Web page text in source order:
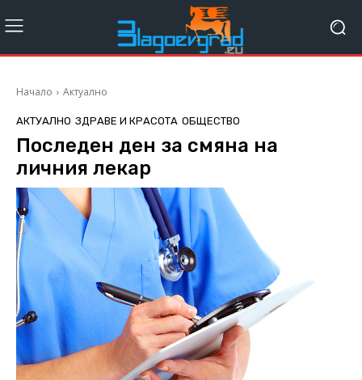
Начало Актуално
АКТУАЛНО ЗДРАВЕ И КРАСОТА ОБЩЕСТВО
Последен ден за смяна на
личния лекар